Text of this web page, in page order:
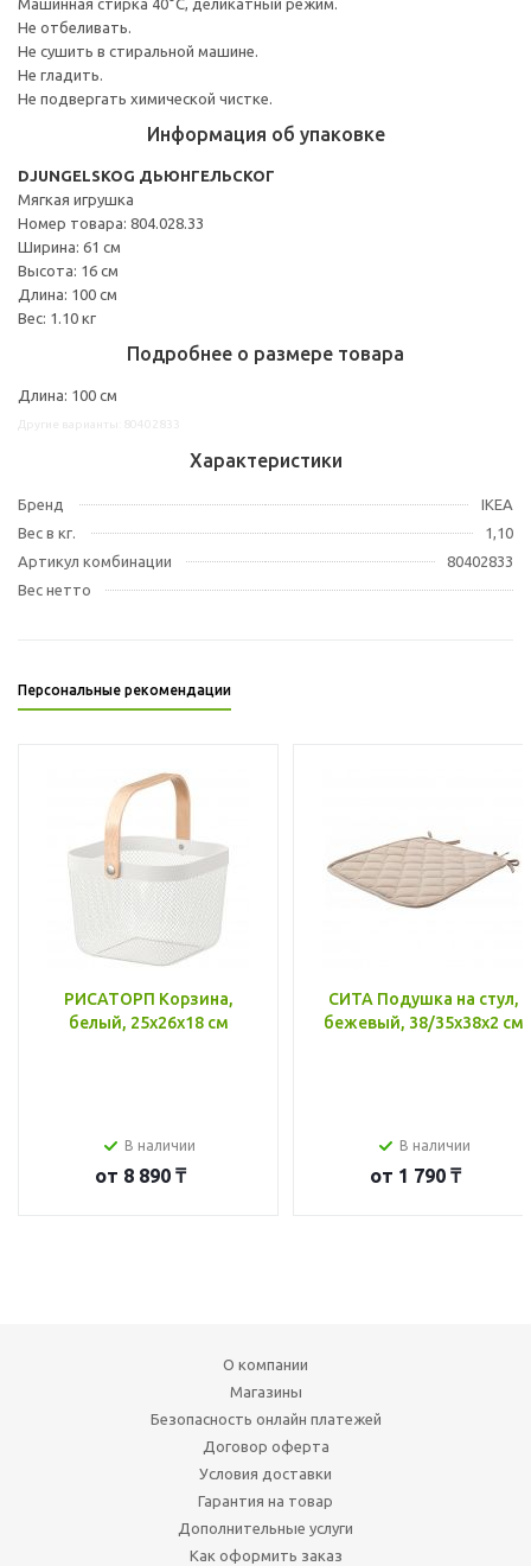
Не отбеливать.
Не сушить в стиральной машине.
Не гладить.
Не подвергать химической чистке.
Информация об упаковке
DJUNGELSKOG ДЬЮНГЕЛЬСКОГ
Мягкая игрушка
Номер товара: 804.028.33
Ширина: 61 см
Высота: 16 см
Длина: 100 см
Вес: 1.10 кг
Подробнее о размере товара
Длина: 100 см
Характеристики
Бренд
IKEA
Вес в кг.
1,10
Артикул комбинации
80402833
Вес нетто
Персональные рекомендации
РИСАТОРП Корзина,
белый, 25x26x18 см
В наличии
от 8 890 ₸
СИТА Подушка на стул,
бежевый, 38/35x38x2 см
В наличии
от 1 790 ₸
О компании
Магазины
Безопасность онлайн платежей
Договор оферта
Условия доставки
Гарантия на товар
Дополнительные услуги
Как оформить заказ